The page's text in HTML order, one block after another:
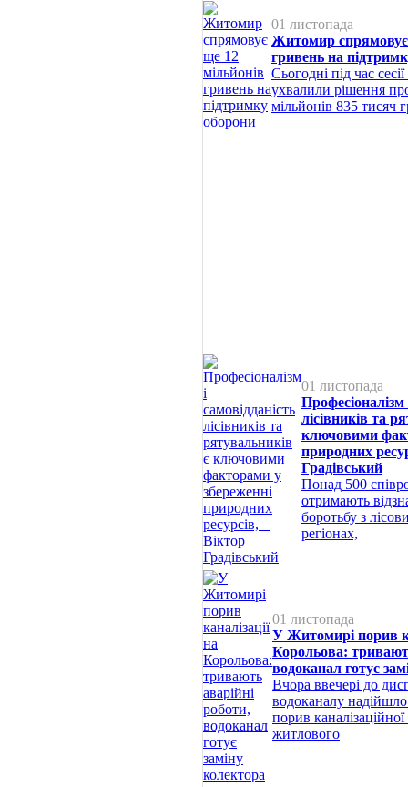
01 листопада
Житомир спрямовує
гривень на
Сьогодні під час
ухвалили рішення
мільйонів 835 тисяч
01 листопада
Професіоналізм
лісівників та
ключовими
природних
Градівський
Понад 500
отримають
боротьбу з
регіонах,
01 листопада
У Житомирі порив
Корольова:
водоканал готує
Вчора ввечері до
водоканалу
порив
житлового